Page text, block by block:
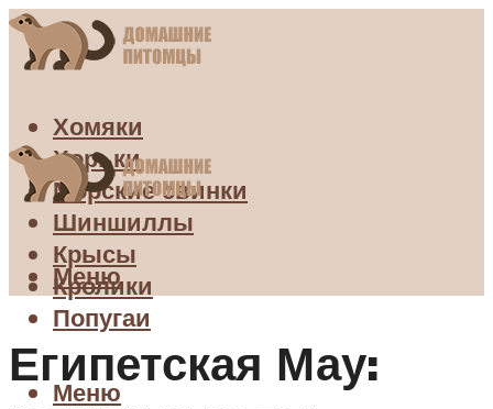
Хомяки
Хорьки
Морские свинки
Шиншиллы
Крысы
Кролики
Попугаи
Меню
Меню
Египетская Мау: